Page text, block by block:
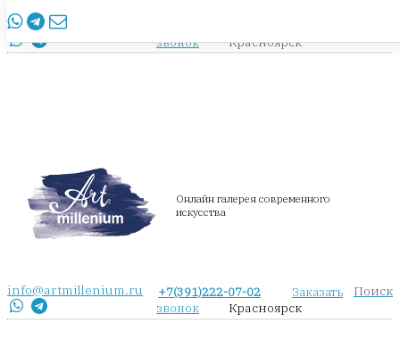
info@artmillenium.ru
звонок
Красноярск
Онлайн галерея современного
искусства
info@artmillenium.ru +7(391)222-07-02
Заказать
звонок
Красноярск
Поиск